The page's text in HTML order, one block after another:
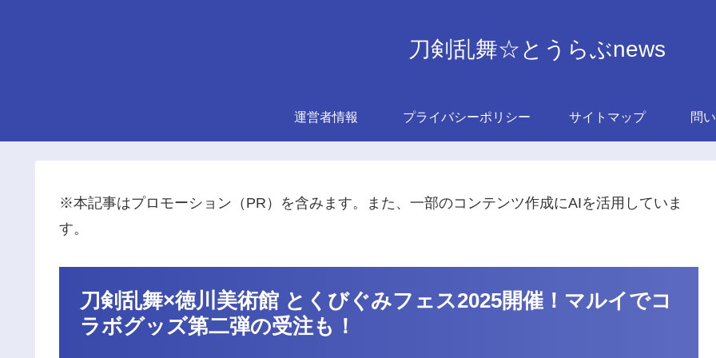
刀剣乱舞☆とうらぶnews
運営者情報 プライバシーポリシー サイトマップ 問
※本記事はプロモーション（PR）を含みます。また、一部のコンテンツ作成にAIを活用していま
す。
刀剣乱舞×徳川美術館 とくびぐみフェス2025開催！マルイでコ
ラボグッズ第二弾の受注も！